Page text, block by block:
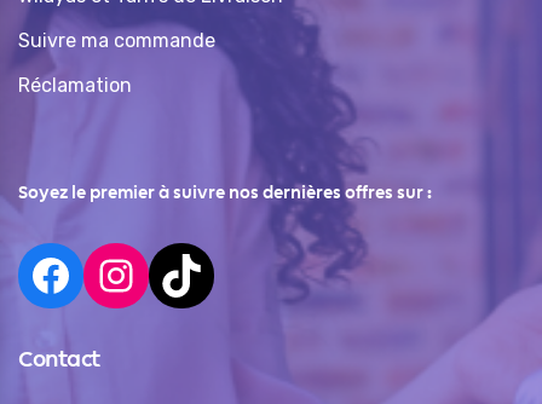
Suivre ma commande
Réclamation
Soyez le premier à suivre nos dernières offres sur :
Contact